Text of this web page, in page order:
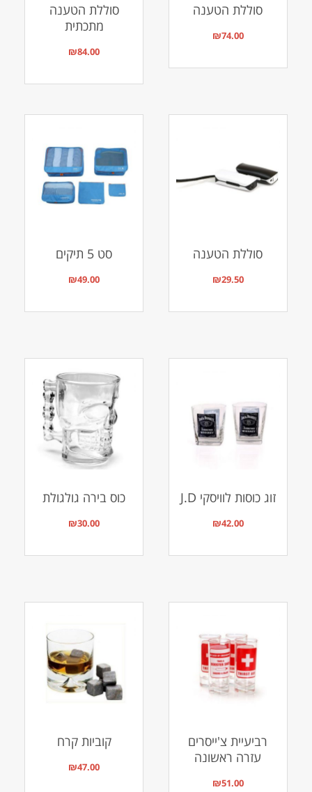
סוללת הטענה
₪74.00
סוללת הטענה
מתכתית
₪84.00
סוללת הטענה
₪29.50
סט 5 תיקים
₪49.00
זוג כוסות לוויסקי J.D
₪42.00
כוס בירה גולגולת
₪30.00
רביעיית צ'ייסרים
עזרה ראשונה
₪51.00
קוביות קרח
₪47.00